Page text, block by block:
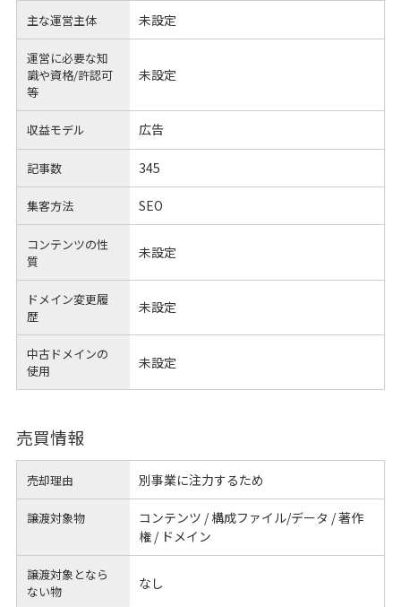
主な運営主体 未設定
運営に必要な知
識や資格/許認可
等
未設定
収益モデル 広告
記事数 345
集客方法 SEO
コンテンツの性
質
未設定
ドメイン変更履
歴
未設定
中古ドメインの
使用
未設定
売買情報
売却理由 別事業に注力するため
譲渡対象物
コンテンツ / 構成ファイル/データ / 著作
権 / ドメイン
譲渡対象となら
ない物
なし